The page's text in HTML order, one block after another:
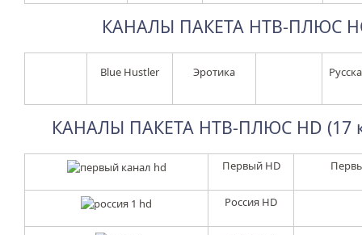
КАНАЛЫ ПАКЕТА НТВ-ПЛЮС
Blue Hustler Эротика
КАНАЛЫ ПАКЕТА НТВ-ПЛЮС HD (17
Первый HD
Россия HD